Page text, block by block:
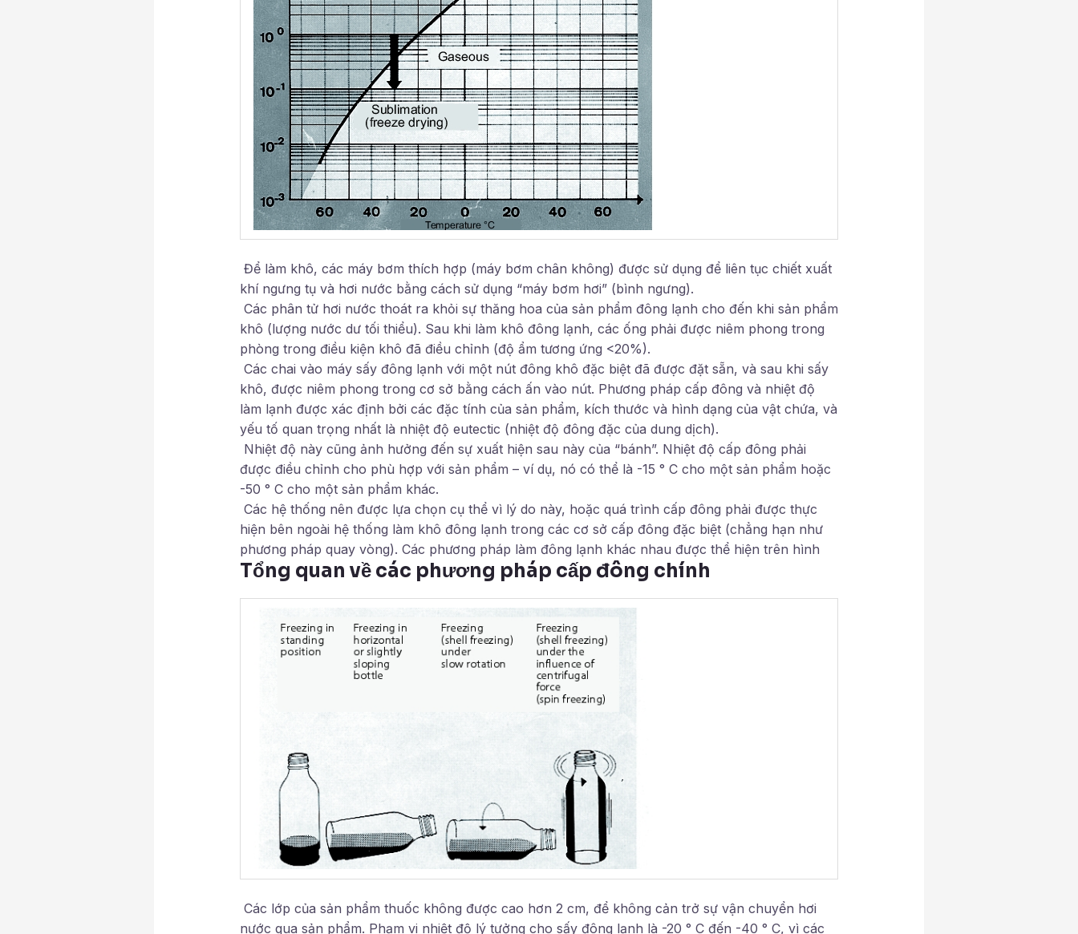
Để làm khô, các máy bơm thích hợp (máy bơm chân không) được sử dụng để liên tục chiết xuất
khí ngưng tụ và hơi nước bằng cách sử dụng “máy bơm hơi” (bình ngưng).
Các phân tử hơi nước thoát ra khỏi sự thăng hoa của sản phẩm đông lạnh cho đến khi sản phẩm
khô (lượng nước dư tối thiểu). Sau khi làm khô đông lạnh, các ống phải được niêm phong trong
phòng trong điều kiện khô đã điều chỉnh (độ ẩm tương ứng <20%).
Các chai vào máy sấy đông lạnh với một nút đông khô đặc biệt đã được đặt sẵn, và sau khi sấy
khô, được niêm phong trong cơ sở bằng cách ấn vào nút. Phương pháp cấp đông và nhiệt độ
làm lạnh được xác định bởi các đặc tính của sản phẩm, kích thước và hình dạng của vật chứa, và
yếu tố quan trọng nhất là nhiệt độ eutectic (nhiệt độ đông đặc của dung dịch).
Nhiệt độ này cũng ảnh hưởng đến sự xuất hiện sau này của “bánh”. Nhiệt độ cấp đông phải
được điều chỉnh cho phù hợp với sản phẩm – ví dụ, nó có thể là -15 ° C cho một sản phẩm hoặc
-50 ° C cho một sản phẩm khác.
Các hệ thống nên được lựa chọn cụ thể vì lý do này, hoặc quá trình cấp đông phải được thực
hiện bên ngoài hệ thống làm khô đông lạnh trong các cơ sở cấp đông đặc biệt (chẳng hạn như
phương pháp quay vòng). Các phương pháp làm đông lạnh khác nhau được thể hiện trên hình
Tổng quan về các phương pháp cấp đông chính
Các lớp của sản phẩm thuốc không được cao hơn 2 cm, để không cản trở sự vận chuyển hơi
nước qua sản phẩm. Phạm vi nhiệt độ lý tưởng cho sấy đông lạnh là -20 ° C đến -40 ° C, vì các